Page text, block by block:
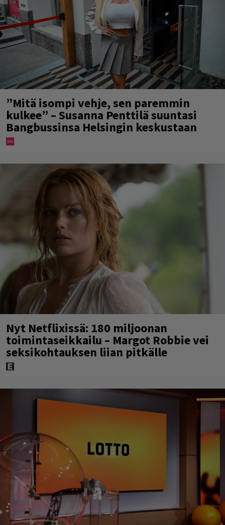
”Mitä isompi vehje, sen paremmin
kulkee” – Susanna Penttilä suuntasi
Bangbussinsa Helsingin keskustaan
Nyt Netflixissä: 180 miljoonan
toimintaseikkailu – Margot Robbie vei
seksikohtauksen liian pitkälle